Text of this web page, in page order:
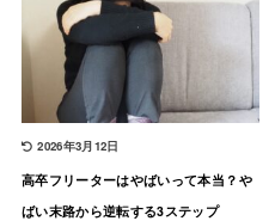
2026年3月12日
高卒フリーターはやばいって本当？や
ばい末路から逆転する3ステップ